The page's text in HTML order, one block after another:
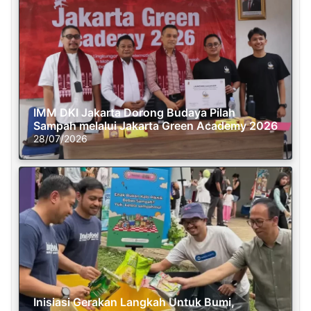
IMM DKI Jakarta Dorong Budaya Pilah
Sampah melalui Jakarta Green Academy 2026
28/07/2026
Inisiasi Gerakan Langkah Untuk Bumi,